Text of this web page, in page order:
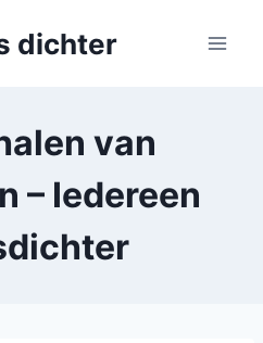
dichter
van
– Iedereen